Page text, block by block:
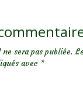
sera pas publiée.
avec *